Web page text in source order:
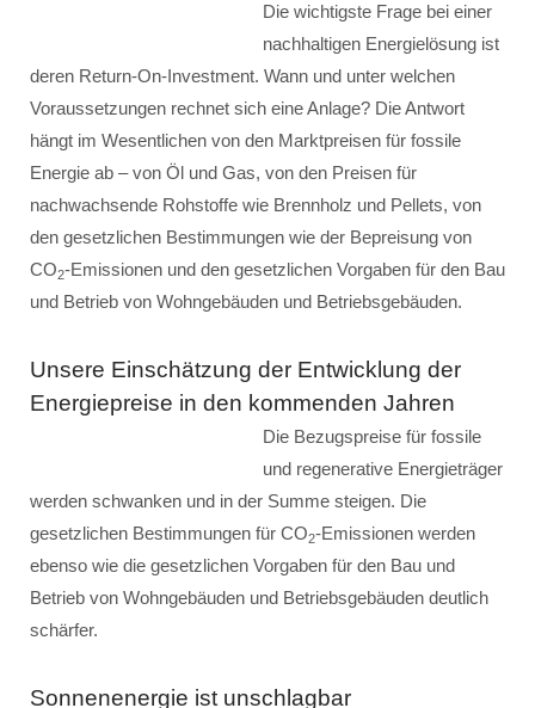
Die wichtigste Frage bei einer
nachhaltigen Energielösung ist
deren Return-On-Investment. Wann und unter welchen
Voraussetzungen rechnet sich eine Anlage? Die Antwort
hängt im Wesentlichen von den Marktpreisen für fossile
Energie ab – von Öl und Gas, von den Preisen für
nachwachsende Rohstoffe wie Brennholz und Pellets, von
den gesetzlichen Bestimmungen wie der Bepreisung von
CO2-Emissionen und den gesetzlichen Vorgaben für den Bau
und Betrieb von Wohngebäuden und Betriebsgebäuden.
Unsere Einschätzung der Entwicklung der
Energiepreise in den kommenden Jahren
Die Bezugspreise für fossile
und regenerative Energieträger
werden schwanken und in der Summe steigen. Die
gesetzlichen Bestimmungen für CO2-Emissionen werden
ebenso wie die gesetzlichen Vorgaben für den Bau und
Betrieb von Wohngebäuden und Betriebsgebäuden deutlich
schärfer.
Sonnenenergie ist unschlagbar